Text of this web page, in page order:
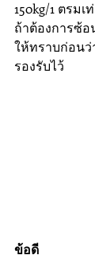
150kg/1 ตรมเ
ถ้าต้องการซ้อ
ให้ทราบก่อนว่
รองรับไว้
ข้อดี